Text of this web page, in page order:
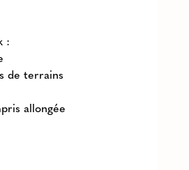
:
de terrains
allongée